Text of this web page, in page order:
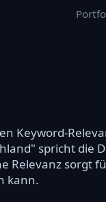
Keyword-
spricht die
Relevanz sorgt
kann.